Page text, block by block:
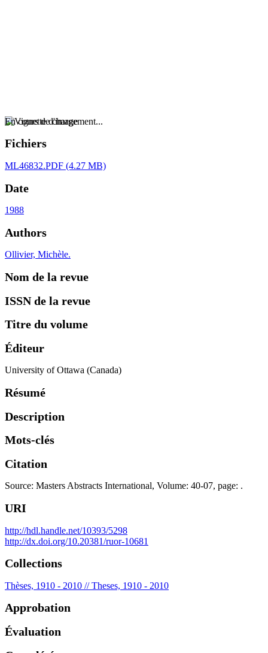
En cours de chargement...
Fichiers
ML46832.PDF (4.27 MB)
Date
1988
Authors
Ollivier, Michèle.
Nom de la revue
ISSN de la revue
Titre du volume
Éditeur
University of Ottawa (Canada)
Résumé
Description
Mots-clés
Citation
Source: Masters Abstracts International, Volume: 40-07, page: .
URI
http://hdl.handle.net/10393/5298
http://dx.doi.org/10.20381/ruor-10681
Collections
Thèses, 1910 - 2010 // Theses, 1910 - 2010
Approbation
Évaluation